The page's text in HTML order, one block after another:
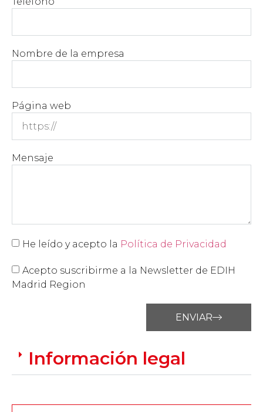
Nombre de la empresa
Página web
Mensaje
He leído y acepto la Política de Privacidad
Acepto suscribirme a la Newsletter de EDIH
Madrid Region
ENVIAR
Información legal